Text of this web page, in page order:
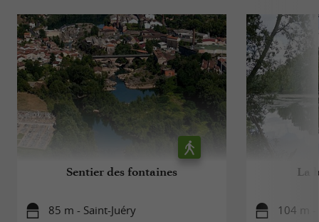
Sentier des fontaines
85 m - Saint-Juéry
La
104 m -